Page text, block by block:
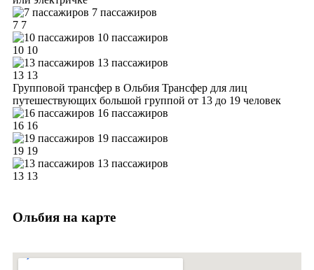
7 пассажиров
7 7
10 пассажиров
10 10
13 пассажиров
13 13
Групповой трансфер в Ольбия Трансфер для лиц
путешествующих большой группой от 13 до 19 человек
16 пассажиров
16 16
19 пассажиров
19 19
13 пассажиров
13 13
Ольбия на карте